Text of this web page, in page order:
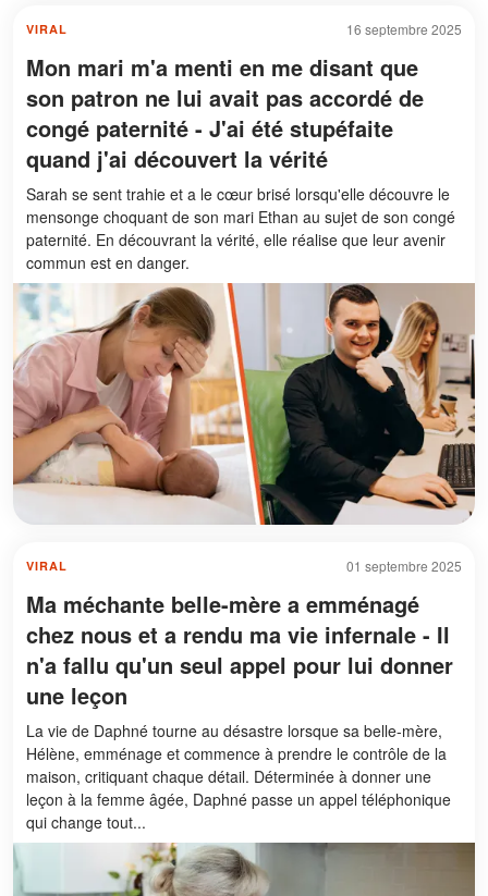
16 septembre 2025
VIRAL
Mon mari m'a menti en me disant que
son patron ne lui avait pas accordé de
congé paternité - J'ai été stupéfaite
quand j'ai découvert la vérité
Sarah se sent trahie et a le cœur brisé lorsqu'elle découvre le
mensonge choquant de son mari Ethan au sujet de son congé
paternité. En découvrant la vérité, elle réalise que leur avenir
commun est en danger.
01 septembre 2025
VIRAL
Ma méchante belle-mère a emménagé
chez nous et a rendu ma vie infernale - Il
n'a fallu qu'un seul appel pour lui donner
une leçon
La vie de Daphné tourne au désastre lorsque sa belle-mère,
Hélène, emménage et commence à prendre le contrôle de la
maison, critiquant chaque détail. Déterminée à donner une
leçon à la femme âgée, Daphné passe un appel téléphonique
qui change tout...